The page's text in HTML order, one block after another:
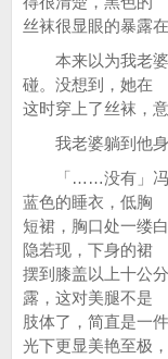
丝袜很显眼的暴露
本来以为我老婆
碰。没想到，她在
这时穿上了丝袜，
我老婆躺到他身
「……没有」冯涛
蓝色的睡衣，低胸
短裙，胸口处一缕
隐若现，下身的裙
摆到膝盖以上十公
露，这对美腿不是
肢体了，简直是一
光下更显美艳至极，